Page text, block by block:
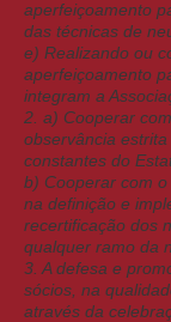
aperfeiçoamento
das técnicas de
e) Realizando ou
aperfeiçoamento
integram a
2. a) Cooperar
observância
constantes do
b) Cooperar com
na definição e
recertificação dos
qualquer ramo da
3. A defesa e
sócios, na
através da